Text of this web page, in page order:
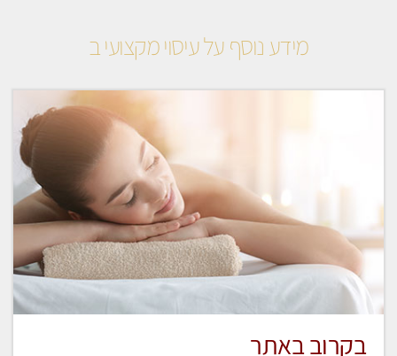
מידע נוסף על עיסוי מקצועי ב
בקרוב באתר